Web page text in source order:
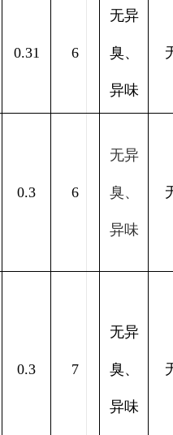
0.31 6
无异
臭、
异味
0.3 6
无异
臭、
异味
0.3 7
无异
臭、
异味